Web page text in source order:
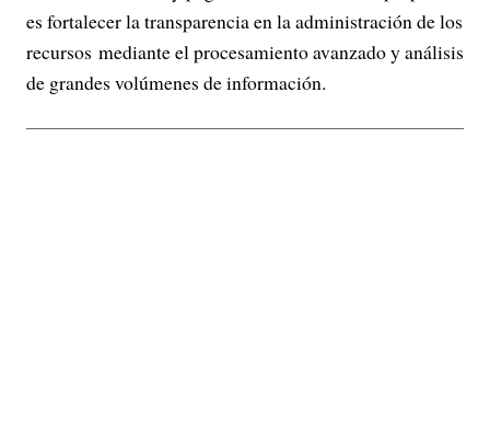
es fortalecer la transparencia en la administración de los
recursos mediante el procesamiento avanzado y análisis
de grandes volúmenes de información.